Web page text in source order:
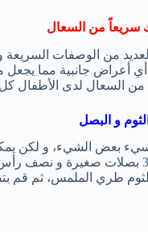
سريعاً من السعال
من الوصفات السريعة
أي أعراض جانبية مما
من السعال لدى الأطفال
بعض الشيء، و لكن
التهاب الحلق. قم بتقطيع 3
طري الملمس، ثم قم